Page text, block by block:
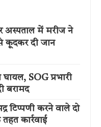
अस्पताल में मरीज ने
कूदकर दी जान
SOG प्रभारी
बरामद
टिप्पणी करने वाले दो
कार्रवाई